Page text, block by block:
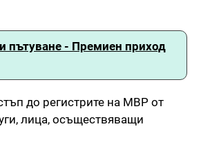
пътуване - Премиен приход
до регистрите на МВР от
лица, осъществяващи